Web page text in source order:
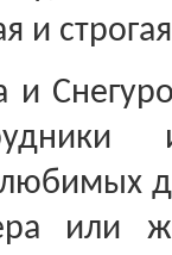
и
или